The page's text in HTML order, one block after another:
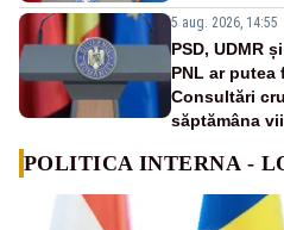
5 aug. 2026, 14:55
PSD, UDMR
PNL ar putea
Consultări
săptămâna
POLITICA INTERNA -